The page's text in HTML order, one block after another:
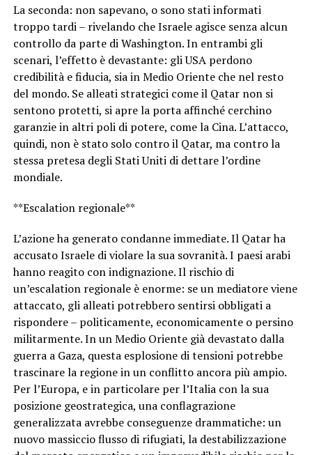
La seconda: non sapevano, o sono stati informati
troppo tardi – rivelando che Israele agisce senza alcun
controllo da parte di Washington. In entrambi gli
scenari, l’effetto è devastante: gli USA perdono
credibilità e fiducia, sia in Medio Oriente che nel resto
del mondo. Se alleati strategici come il Qatar non si
sentono protetti, si apre la porta affinché cerchino
garanzie in altri poli di potere, come la Cina. L’attacco,
quindi, non è stato solo contro il Qatar, ma contro la
stessa pretesa degli Stati Uniti di dettare l’ordine
mondiale.
**Escalation regionale**
L’azione ha generato condanne immediate. Il Qatar ha
accusato Israele di violare la sua sovranità. I paesi arabi
hanno reagito con indignazione. Il rischio di
un’escalation regionale è enorme: se un mediatore viene
attaccato, gli alleati potrebbero sentirsi obbligati a
rispondere – politicamente, economicamente o persino
militarmente. In un Medio Oriente già devastato dalla
guerra a Gaza, questa esplosione di tensioni potrebbe
trascinare la regione in un conflitto ancora più ampio.
Per l’Europa, e in particolare per l’Italia con la sua
posizione geostrategica, una conflagrazione
generalizzata avrebbe conseguenze drammatiche: un
nuovo massiccio flusso di rifugiati, la destabilizzazione